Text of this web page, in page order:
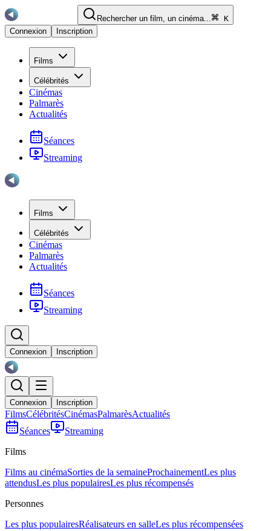
Rechercher un film, un cinéma...
K
Connexion
Inscription
Films
Célébrités
Cinémas
Palmarès
Actualités
Séances
Streaming
Films
Célébrités
Cinémas
Palmarès
Actualités
Séances
Streaming
Connexion Inscription
Connexion Inscription
FilmsCélébritésCinémasPalmarèsActualités
Séances
Streaming
Films
Films au cinémaSorties de la semaineProchainementLes plus
attendusLes plus populairesLes plus récompensés
Personnes
Les plus populairesRéalisateurs en salleLes plus récompensées